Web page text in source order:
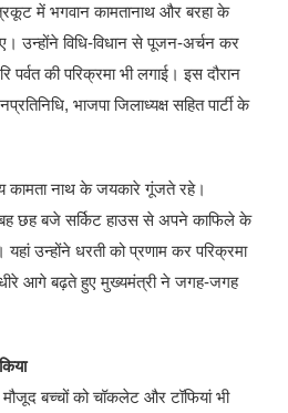
में भगवान कामतानाथ और बरहा के
उन्होंने विधि-विधान से पूजन-अर्चन कर
पर्वत की परिक्रमा भी लगाई। इस दौरान
भाजपा जिलाध्यक्ष सहित पार्टी के
कामता नाथ के जयकारे गूंजते रहे।
छह बजे सर्किट हाउस से अपने काफिले के
उन्होंने धरती को प्रणाम कर परिक्रमा
आगे बढ़ते हुए मुख्यमंत्री ने जगह-जगह
मौजूद बच्चों को चॉकलेट और टॉफियां भी